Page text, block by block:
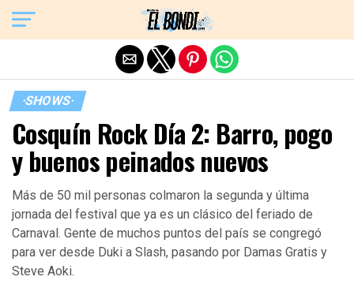
·SHOWS·
Cosquín Rock Día 2: Barro, pogo
y buenos peinados nuevos
Más de 50 mil personas colmaron la segunda y última
jornada del festival que ya es un clásico del feriado de
Carnaval. Gente de muchos puntos del país se congregó
para ver desde Duki a Slash, pasando por Damas Gratis y
Steve Aoki.
Exit mobile version